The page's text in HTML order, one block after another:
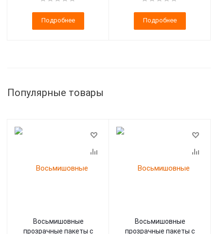
Подробнее Подробнее
Популярные товары
Восьмишовные
прозрачные пакеты с
Восьмишовные
прозрачные пакеты с